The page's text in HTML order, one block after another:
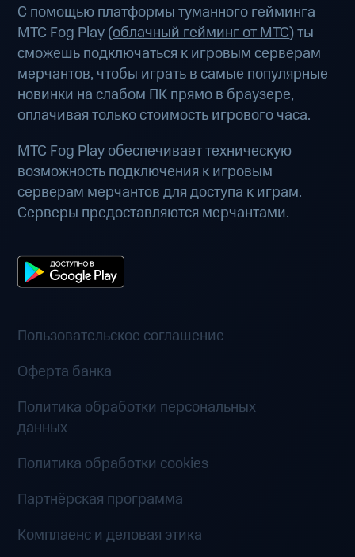
С помощью платформы туманного гейминга
МТС Fog Play (облачный гейминг от МТС) ты
сможешь подключаться к игровым серверам
мерчантов, чтобы играть в самые популярные
новинки на слабом ПК прямо в браузере,
оплачивая только стоимость игрового часа.
МТС Fog Play обеспечивает техническую
возможность подключения к игровым
серверам мерчантов для доступа к играм.
Серверы предоставляются мерчантами.
Пользовательское соглашение
Оферта банка
Политика обработки персональных
данных
Политика обработки cookies
Партнёрская программа
Комплаенс и деловая этика